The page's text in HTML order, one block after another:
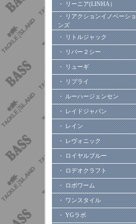
・ リーニア(LINHA）
・ リアクションイノベーショ
ンズ
・ リトルジャック
・ リバー２シー
・ リューギ
・ リプライ
・ ルーハージェンセン
・ レイドジャパン
・ レイン
・ レヴォニック
・ ロイヤルブルー
・ ロデオクラフト
・ ロボワーム
・ ワンスタイル
・ YGラボ